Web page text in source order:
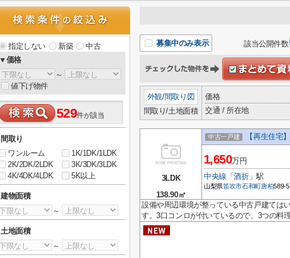
募集中のみ表示 該当公開件数
外観/間取り図
間取り/土地面積
価格
交通 / 所在地
3LDK
138.90㎡
中古一戸建 【再生住宅
1,650万円
中央線 「酒折」駅
山梨県笛吹市石和町唐柏589-5
設備や周辺環境が整っている中古戸建ては
す。3口コンロが付いているので、3つの料
指定しない 新築
中古
▼価格
～
値下げ物件
529件が該当
間取り
ワンルーム
1K/1DK/1LDK
2K/2DK/2LDK
3K/3DK/3LDK
4K/4DK/4LDK
5K以上
建物面積
～
土地面積
～